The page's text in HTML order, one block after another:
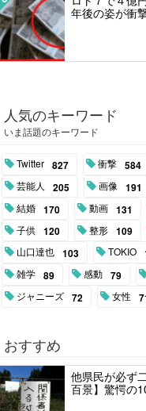
年後の姿が衝
人気のキーワード
いま話題のキーワード
Twitter 827 衝撃 584
芸能人 205 画像 191
結婚 170 動画 131
子供 120 整形 109
山口達也 103 TOKIO
雑学 89 感動 79
ジャニーズ 72 女性
おすすめ
他県民が必ず
百景】驚愕の